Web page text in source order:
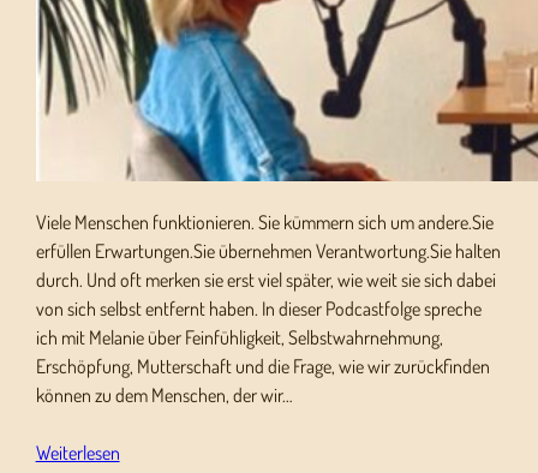
Viele Menschen funktionieren. Sie kümmern sich um andere.Sie
erfüllen Erwartungen.Sie übernehmen Verantwortung.Sie halten
durch. Und oft merken sie erst viel später, wie weit sie sich dabei
von sich selbst entfernt haben. In dieser Podcastfolge spreche
ich mit Melanie über Feinfühligkeit, Selbstwahrnehmung,
Erschöpfung, Mutterschaft und die Frage, wie wir zurückfinden
können zu dem Menschen, der wir…
Weiterlesen